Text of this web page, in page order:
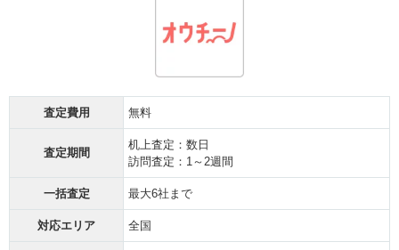
教育・公務員 学生
士業・コンサルティング 金融・商社
査定費用 無料
査定期間
机上査定：数日
訪問査定：1～2週間
一括査定 最大6社まで
対応エリア 全国